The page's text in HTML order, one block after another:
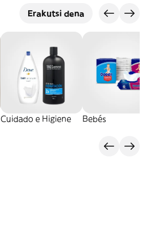
Erakutsi dena
Cuidado e Higiene Bebés